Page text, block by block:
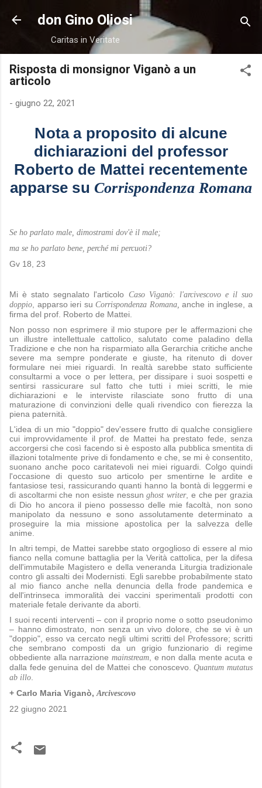
Passa ai contenuti principali
don Gino Oliosi
Caritas in Veritate
Risposta di monsignor Viganò a un
articolo
- giugno 22, 2021
Nota a proposito di alcune
dichiarazioni del professor
Roberto de Mattei recentemente
apparse su Corrispondenza Romana
Se ho parlato male, dimostrami dov'è il male;
ma se ho parlato bene, perché mi percuoti?
Gv 18, 23
Mi è stato segnalato l'articolo Caso Viganò: l'arcivescovo e il suo
doppio , apparso ieri suCorrispondenza Romana,anche in inglese, a
firma del prof. Roberto de Mattei.
Non posso non esprimere il mio stupore per le affermazioni che
un illustre intellettuale cattolico, salutato come paladino della
Tradizione e che non ha risparmiato alla Gerarchia critiche anche
severe ma sempre ponderate e giuste, ha ritenuto di dover
formulare nei miei riguardi. In realtà sarebbe stato sufficiente
consultarmi a voce o per lettera, per dissipare i suoi sospetti e
sentirsi rassicurare sul fatto che tutti i miei scritti, le mie
dichiarazioni e le interviste rilasciate sono frutto di una
maturazione di convinzioni delle quali rivendico con fierezza la
piena paternità.
L'idea di un mio "doppio" dev'essere frutto di qualche consigliere
cui improvvidamente il prof. de Mattei ha prestato fede, senza
accorgersi che così facendo si è esposto alla pubblica smentita di
illazioni totalmente prive di fondamento e che, se mi è consentito,
suonano anche poco caritatevoli nei miei riguardi. Colgo quindi
l'occasione di questo suo articolo per smentirne le ardite e
fantasiose tesi, rassicurando quanti hanno la bontà di leggermi e
di ascoltarmi che non esiste nessunghost writer, e che per grazia
di Dio ho ancora il pieno possesso delle mie facoltà, non sono
manipolato da nessuno e sono assolutamente determinato a
proseguire la mia missione apostolica per la salvezza delle
anime.
In altri tempi, de Mattei sarebbe stato orgoglioso di essere al mio
fianco nella comune battaglia per la Verità cattolica, per la difesa
dell'immutabile Magistero e della veneranda Liturgia tradizionale
contro gli assalti dei Modernisti. Egli sarebbe probabilmente stato
al mio fianco anche nella denuncia della frode pandemica e
dell'intrinseca immoralità dei vaccini sperimentali prodotti con
materiale fetale derivante da aborti.
I suoi recenti interventi – con il proprio nome o sotto pseudonimo
– hanno dimostrato, non senza un vivo dolore, che se vi è un
"doppio", esso va cercato negli ultimi scritti del Professore; scritti
che sembrano composti da un grigio funzionario di regime
obbediente alla narrazione mainstream , e non dalla mente acuta e
dalla fede genuina del de Mattei che conoscevo.Quantum mutatus
ab illo
+ Carlo Maria Viganò, Arcivescovo
22 giugno 2021